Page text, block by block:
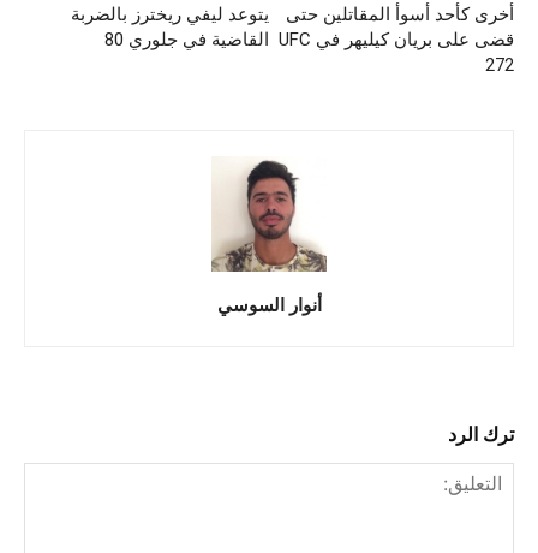
يتوعد ليفي ريخترز بالضربة
القاضية في جلوري 80
أخرى كأحد أسوأ المقاتلين حتى
قضى على بريان كيليهر في UFC
272
أنوار السوسي
ترك الرد